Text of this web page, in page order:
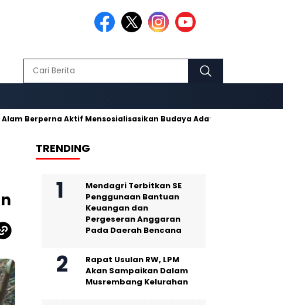
Aktif Mensosialisasikan Budaya Adat Pusaka Kujang
TRENDING
Mendagri Terbitkan SE
Penggunaan Bantuan
Keuangan dan
Pergeseran Anggaran
Pada Daerah Bencana
Rapat Usulan RW, LPM
Akan Sampaikan Dalam
Musrembang Kelurahan